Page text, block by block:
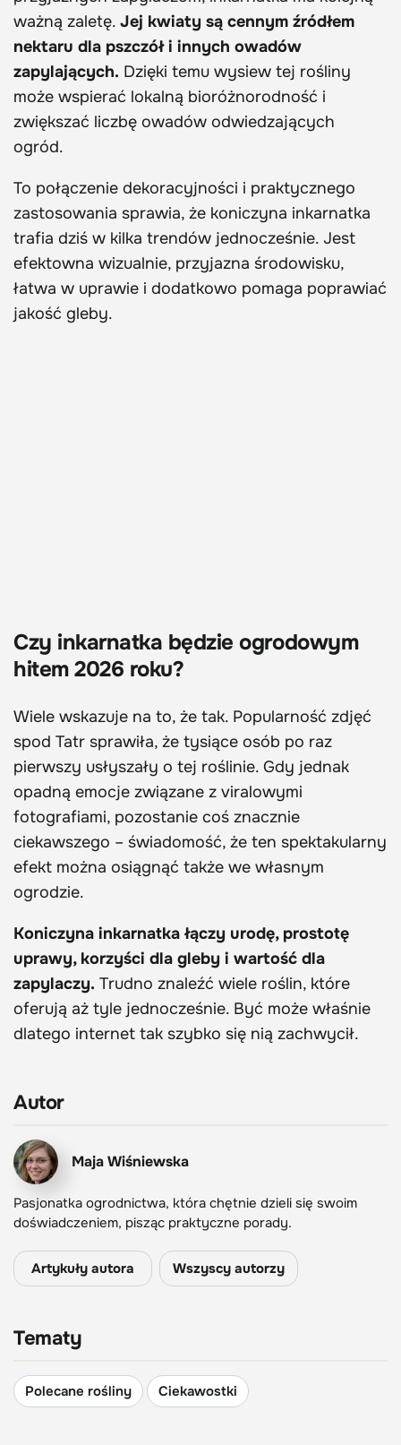
ważną zaletę. Jej kwiaty są cennym źródłem
nektaru dla pszczół i innych owadów
zapylających. Dzięki temu wysiew tej rośliny
może wspierać lokalną bioróżnorodność i
zwiększać liczbę owadów odwiedzających
ogród.
To połączenie dekoracyjności i praktycznego
zastosowania sprawia, że koniczyna inkarnatka
trafia dziś w kilka trendów jednocześnie. Jest
efektowna wizualnie, przyjazna środowisku,
łatwa w uprawie i dodatkowo pomaga poprawiać
jakość gleby.
Czy inkarnatka będzie ogrodowym
hitem 2026 roku?
Wiele wskazuje na to, że tak. Popularność zdjęć
spod Tatr sprawiła, że tysiące osób po raz
pierwszy usłyszały o tej roślinie. Gdy jednak
opadną emocje związane z viralowymi
fotografiami, pozostanie coś znacznie
ciekawszego – świadomość, że ten spektakularny
efekt można osiągnąć także we własnym
ogrodzie.
Koniczyna inkarnatka łączy urodę, prostotę
uprawy, korzyści dla gleby i wartość dla
zapylaczy. Trudno znaleźć wiele roślin, które
oferują aż tyle jednocześnie. Być może właśnie
dlatego internet tak szybko się nią zachwycił.
Autor
Maja Wiśniewska
Pasjonatka ogrodnictwa, która chętnie dzieli się swoim
doświadczeniem, pisząc praktyczne porady.
Artykuły autora Wszyscy autorzy
Tematy
Polecane rośliny Ciekawostki